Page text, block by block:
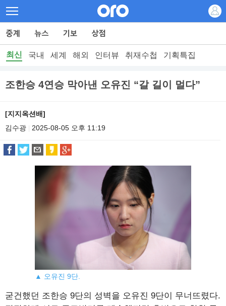
최신 국내 세계 해외 인터뷰 취재수첩 기획특집
조한승 4연승 막아낸 오유진 “갈 길이 멀다”
[지지옥션배]
김수광
2025-08-05 오후 11:19
▲ 오유진 9단.
굳건했던 조한승 9단의 성벽을 오유진 9단이 무너뜨렸다.